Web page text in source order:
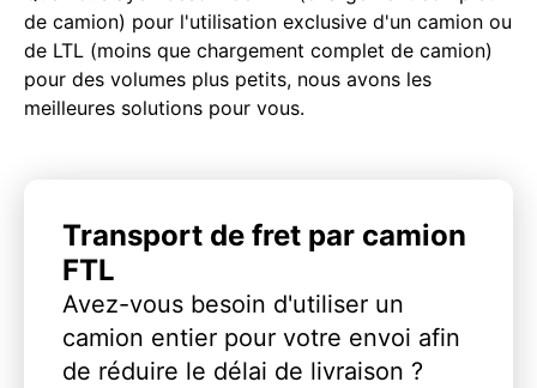
de camion) pour l'utilisation exclusive d'un camion ou
de LTL (moins que chargement complet de camion)
pour des volumes plus petits, nous avons les
meilleures solutions pour vous.
Transport de fret par camion
FTL
Avez-vous besoin d'utiliser un
camion entier pour votre envoi afin
de réduire le délai de livraison ?